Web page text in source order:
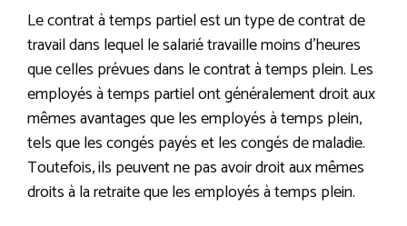
Le contrat à temps partiel est un type de contrat de
travail dans lequel le salarié travaille moins d’heures
que celles prévues dans le contrat à temps plein. Les
employés à temps partiel ont généralement droit aux
mêmes avantages que les employés à temps plein,
tels que les congés payés et les congés de maladie.
Toutefois, ils peuvent ne pas avoir droit aux mêmes
droits à la retraite que les employés à temps plein.